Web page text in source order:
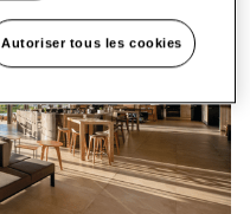
Autoriser tous les cookies